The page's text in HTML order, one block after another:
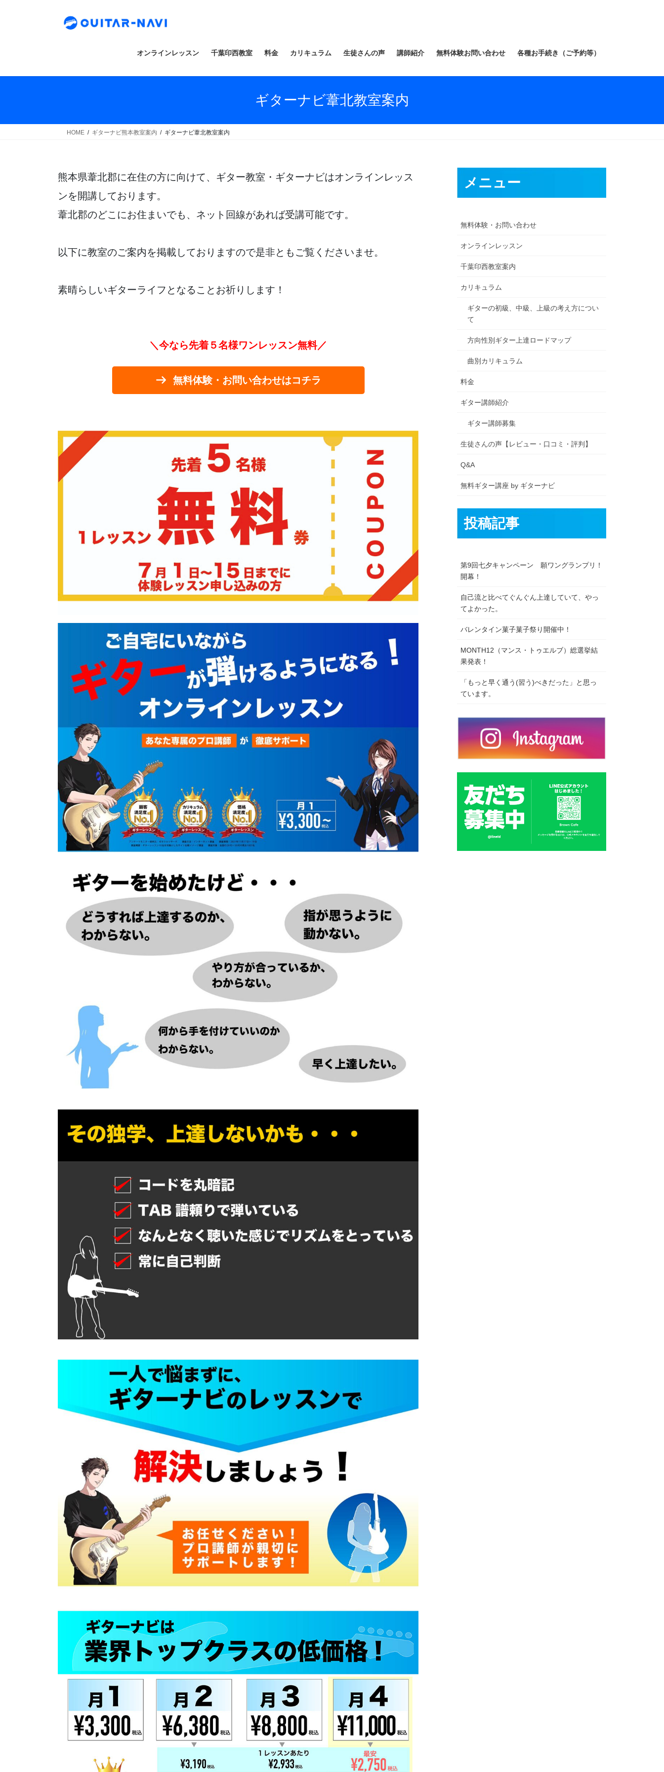
オンラインレッスン 千葉印西教室 料金 カリキュラム 生徒さんの声 講師紹介 無料体験お問い合わせ 各種お手続き（ご予約等）
ギターナビ葦北教室案内
HOME ギターナビ熊本教室案内 ギターナビ葦北教室案内
熊本県葦北郡に在住の方に向けて、ギター教室・ギターナビはオンラインレッス
ンを開講しております。
葦北郡のどこにお住まいでも、ネット回線があれば受講可能です。
以下に教室のご案内を掲載しておりますので是非ともご覧くださいませ。
素晴らしいギターライフとなることお祈りします！
＼今なら先着５名様ワンレッスン無料／
無料体験・お問い合わせはコチラ
メニュー
無料体験・お問い合わせ
オンラインレッスン
千葉印西教室案内
カリキュラム
ギターの初級、中級、上級の考え方につい
て
方向性別ギター上達ロードマップ
曲別カリキュラム
料金
ギター講師紹介
ギター講師募集
生徒さんの声【レビュー・口コミ・評判】
Q&A
無料ギター講座 by ギターナビ
投稿記事
第9回七夕キャンペーン 願ワングランプリ！
開幕！
自己流と比べてぐんぐん上達していて、やっ
てよかった。
バレンタイン菓子菓子祭り開催中！
MONTH12（マンス・トゥエルブ）総選挙結
果発表！
「もっと早く通う(習う)べきだった」と思っ
ています。